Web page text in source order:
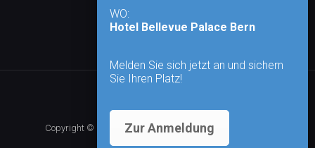
Copyright © 2026 - Alle Rechte vorbehalten |
WO:
Hotel Bellevue Palace Bern
Melden Sie sich jetzt an und sichern
Sie Ihren Platz!
Zur Anmeldung